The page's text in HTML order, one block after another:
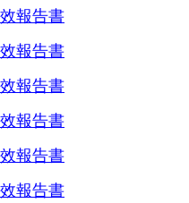
報告書
報告書
報告書
報告書
報告書
報告書